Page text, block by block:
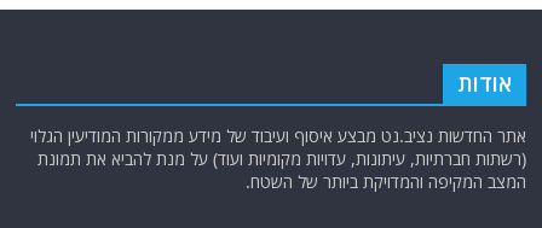
אודות
אתר החדשות נציב.נט מבצע איסוף ועיבוד של מידע ממקורות המודיעין הגלוי
(רשתות חברתיות, עיתונות, עדויות מקומיות ועוד) על מנת להביא את תמונת
המצב המקיפה והמדויקת ביותר של השטח.